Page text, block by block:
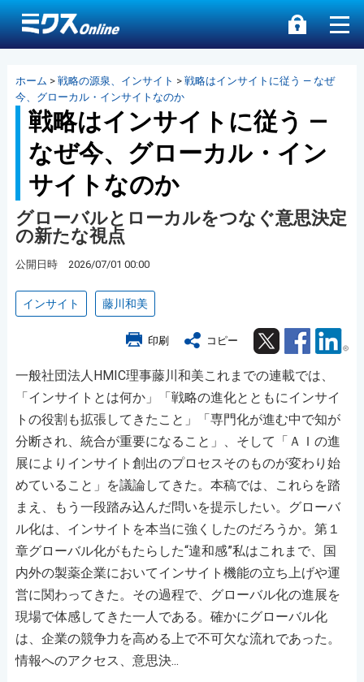
ホーム > 戦略の源泉、インサイト > 戦略はインサイトに従う ― なぜ
今、グローカル・インサイトなのか
戦略はインサイトに従う ―
なぜ今、グローカル・イン
サイトなのか
グローバルとローカルをつなぐ意思決定
の新たな視点
公開日時 2026/07/01 00:00
インサイト 藤川和美
印刷 コピー Twitter Facebook
一般社団法人HMIC理事藤川和美これまでの連載では、
「インサイトとは何か」「戦略の進化とともにインサイ
トの役割も拡張してきたこと」「専門化が進む中で知が
分断され、統合が重要になること」、そして「ＡＩの進
展によりインサイト創出のプロセスそのものが変わり始
めていること」を議論してきた。本稿では、これらを踏
まえ、もう一段踏み込んだ問いを提示したい。グローバ
ル化は、インサイトを本当に強くしたのだろうか。第１
章グローバル化がもたらした“違和感”私はこれまで、国
内外の製薬企業においてインサイト機能の立ち上げや運
営に関わってきた。その過程で、グローバル化の進展を
現場で体感してきた一人である。確かにグローバル化
は、企業の競争力を高める上で不可欠な流れであった。
情報へのアクセス、意思決...